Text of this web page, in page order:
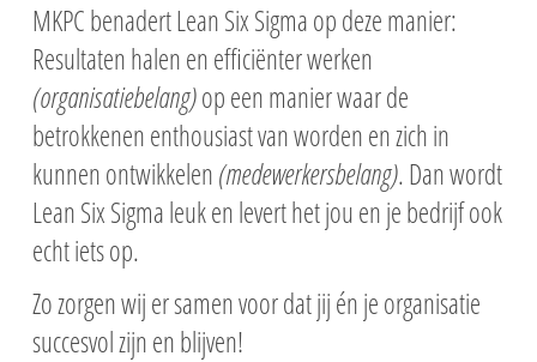
MKPC benadert Lean Six Sigma op deze manier:
Resultaten halen en efficiënter werken
(organisatiebelang)op een manier waar de
betrokkenen enthousiast van worden en zich in
kunnen ontwikkelen(medewerkersbelang). Dan wordt
Lean Six Sigma leuk en levert het jou en je bedrijf ook
echt iets op.
Zo zorgen wij er samen voor dat jij én je organisatie
succesvol zijn en blijven!